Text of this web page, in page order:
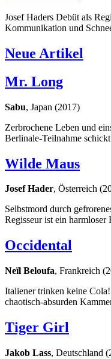
Josef Haders Debüt als
Kommunikation und
Neue Artikel
Mr. Long
Sabu, Japan (2017)
Zerbrochene Leben und
Berlinale-Teilnahme
Wilde Maus
Josef Hader, Österreich
Selbstmord durch
Regisseur ist ein
Occidental
Neïl Beloufa, Frankreich
Italiener trinken keine
chaotisch-absurden
Tiger Girl
Jakob Lass, Deutschland